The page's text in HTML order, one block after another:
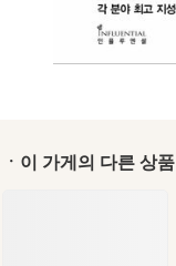
ㆍ이 가게의 다른 상품